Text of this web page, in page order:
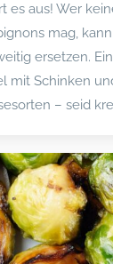
es aus! Wer
mag,
ersetzen.
mit Schinken
– seid